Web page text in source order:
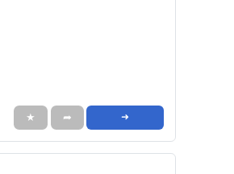
★ ➦ ➜